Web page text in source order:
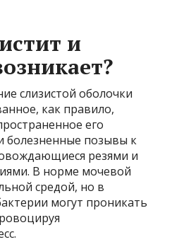
и
слизистой оболочки
как правило,
его
болезненные позывы к
резями и
В норме мочевой
средой, но в
могут проникать